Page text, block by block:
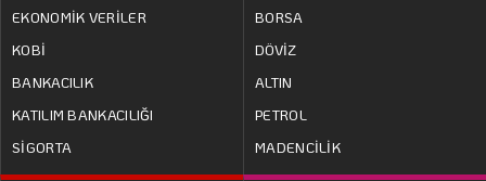
EKONOMİK VERİLER
KOBİ
BANKACILIK
KATILIM BANKACILIĞI
SİGORTA
BORSA
DÖVİZ
ALTIN
PETROL
MADENCİLİK